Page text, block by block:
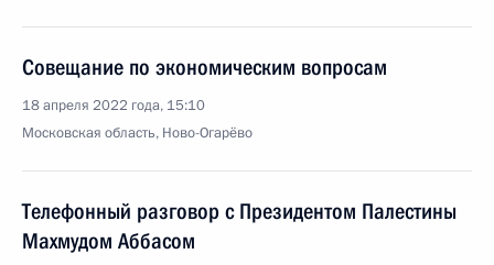
Совещание по экономическим вопросам
18 апреля 2022 года, 15:10
Московская область, Ново-Огарёво
Телефонный разговор с Президентом Палестины
Махмудом Аббасом